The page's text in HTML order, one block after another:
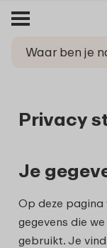
Privacy
Je
Op deze
gegevens die
gebruikt. Je